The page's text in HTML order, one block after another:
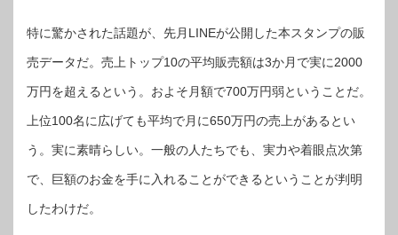
特に驚かされた話題が、先月LINEが公開した本スタンプの販
売データだ。売上トップ10の平均販売額は3か月で実に2000
万円を超えるという。およそ月額で700万円弱ということだ。
上位100名に広げても平均で月に650万円の売上があるとい
う。実に素晴らしい。一般の人たちでも、実力や着眼点次第
で、巨額のお金を手に入れることができるということが判明
したわけだ。